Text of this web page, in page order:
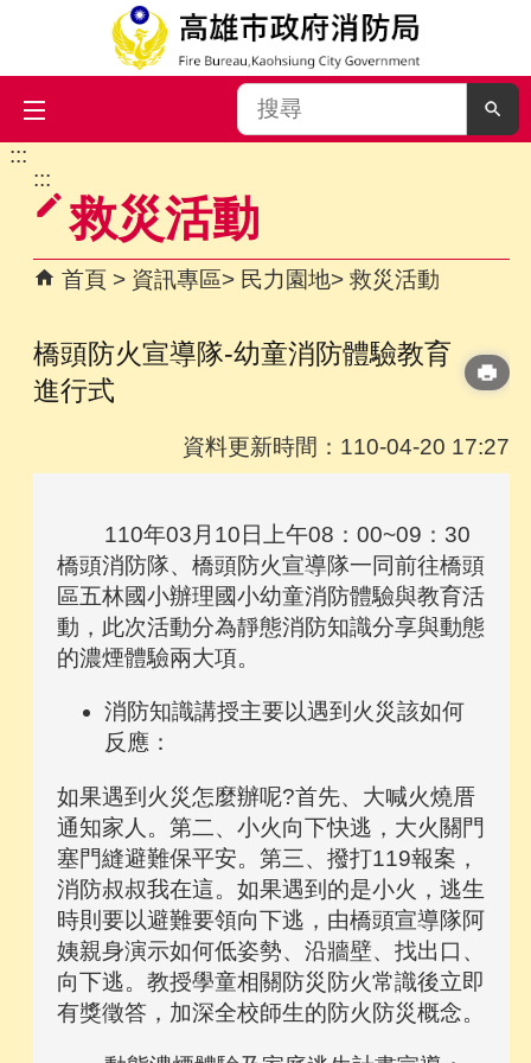
跳到主要內容區塊
搜
尋
:::
:::
救災活動
首頁 資訊專區 民力園地 救災活動
橋頭防火宣導隊-幼童消防體驗教育
進行式
資料更新時間：110-04-20 17:27
110年03月10日上午08：00~09：30
橋頭消防隊、橋頭防火宣導隊一同前往橋頭
區五林國小辦理國小幼童消防體驗與教育活
動，此次活動分為靜態消防知識分享與動態
的濃煙體驗兩大項。
消防知識講授主要以遇到火災該如何
反應：
如果遇到火災怎麼辦呢?首先、大喊火燒厝
通知家人。第二、小火向下快逃，大火關門
塞門縫避難保平安。第三、撥打119報案，
消防叔叔我在這。如果遇到的是小火，逃生
時則要以避難要領向下逃，由橋頭宣導隊阿
姨親身演示如何低姿勢、沿牆壁、找出口、
向下逃。教授學童相關防災防火常識後立即
有獎徵答，加深全校師生的防火防災概念。